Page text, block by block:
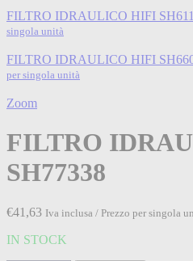
FILTRO IDRAULICO HIFI
singola unità
FILTRO IDRAULICO HIFI
per singola unità
Zoom
FILTRO
SH77338
€41,63 Iva inclusa / Prezzo per singola
IN STOCK